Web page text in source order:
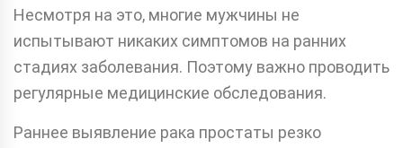
Несмотря на это, многие мужчины не
испытывают никаких симптомов на ранних
стадиях заболевания. Поэтому важно проводить
регулярные медицинские обследования.
Раннее выявление рака простаты резко